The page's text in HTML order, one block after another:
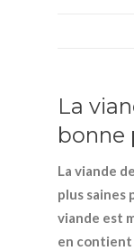
La
bonne
La viande
plus saines
viande est
en contient